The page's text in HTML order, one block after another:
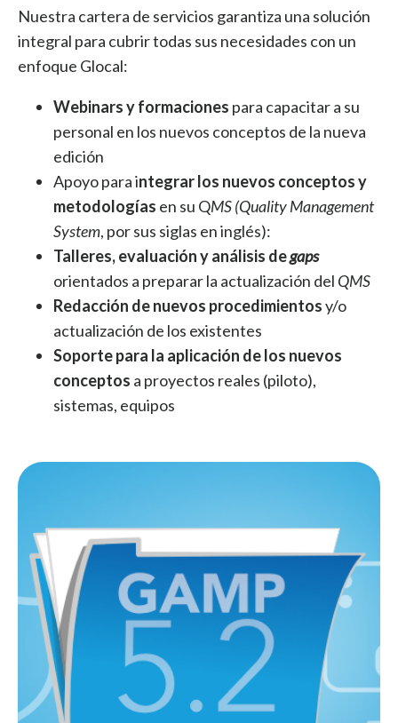
Nuestra cartera de servicios garantiza una solución
integral para cubrir todas sus necesidades con un
enfoque Glocal:
Webinars y formaciones para capacitar a su
personal en los nuevos conceptos de la nueva
edición
Apoyo para integrar los nuevos conceptos y
metodologías en su QMS (Quality Management
System, por sus siglas en inglés):
Talleres, evaluación y análisis degaps
orientados a preparar la actualización del QMS
Redacción de nuevos procedimientosy/o
actualización de los existentes
Soporte para la aplicación de los nuevos
conceptos a proyectos reales (piloto),
sistemas, equipos